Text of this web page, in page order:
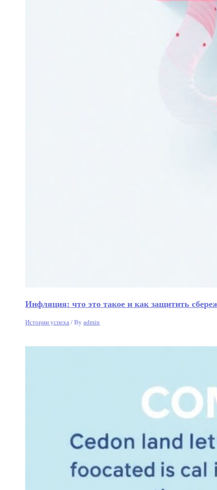
Инфляция: что это такое и как защитить
Истории успеха / Byadmin